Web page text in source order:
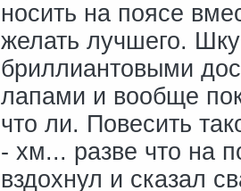
носить на поясе
желать лучшего.
бриллиантовыми
лапами и вообще
что ли. Повесить
- хм... разве что на
вздохнул и сказал